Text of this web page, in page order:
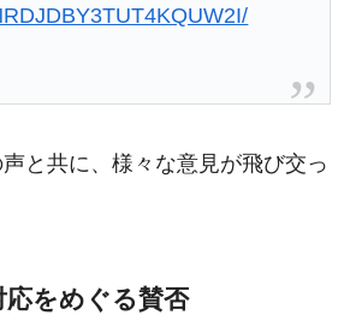
と共に、様々な意見が飛び交っ
応をめぐる賛否